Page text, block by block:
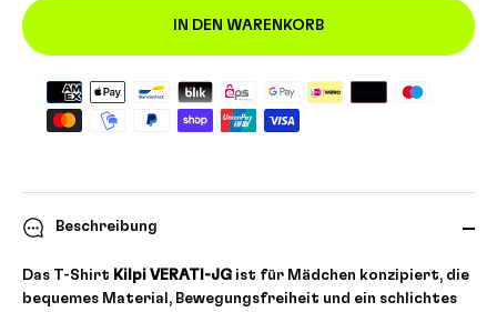
IN DEN WARENKORB
Beschreibung
Das T-Shirt Kilpi VERATI-JG ist für Mädchen konzipiert, die
bequemes Material, Bewegungsfreiheit und ein schlichtes